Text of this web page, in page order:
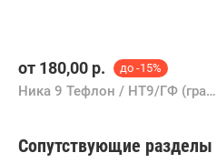
от 180,00 р. до -15%
Ника 9 Тефлон / НТ9/ГФ (графит)
Сопутствующие разделы